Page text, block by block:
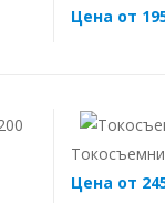
Цена от
Цена от